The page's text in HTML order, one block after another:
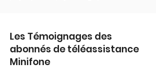
Les Témoignages des
abonnés de téléassistance
Minifone